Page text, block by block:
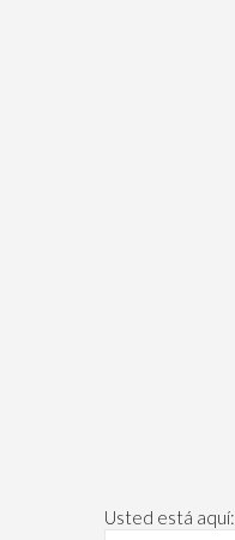
Usted está aquí: